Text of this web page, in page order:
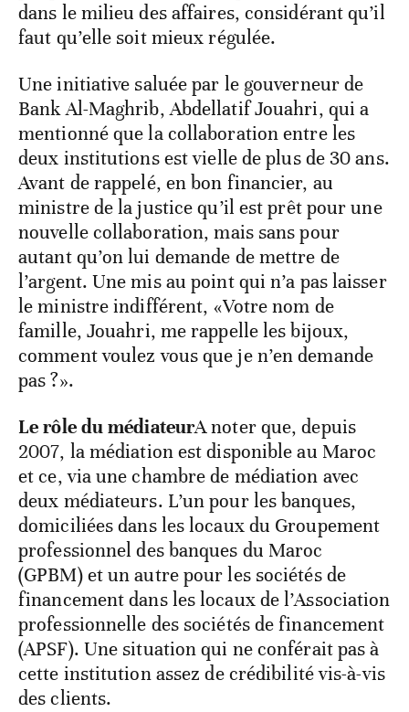
dans le milieu des affaires, considérant qu’il
faut qu’elle soit mieux régulée.
Une initiative saluée par le gouverneur de
Bank Al-Maghrib, Abdellatif Jouahri, qui a
mentionné que la collaboration entre les
deux institutions est vielle de plus de 30 ans.
Avant de rappelé, en bon financier, au
ministre de la justice qu’il est prêt pour une
nouvelle collaboration, mais sans pour
autant qu’on lui demande de mettre de
l’argent. Une mis au point qui n’a pas laisser
le ministre indifférent, «Votre nom de
famille, Jouahri, me rappelle les bijoux,
comment voulez vous que je n’en demande
pas ?».
Le rôle du médiateurA noter que, depuis
2007, la médiation est disponible au Maroc
et ce, via une chambre de médiation avec
deux médiateurs. L’un pour les banques,
domiciliées dans les locaux du Groupement
professionnel des banques du Maroc
(GPBM) et un autre pour les sociétés de
financement dans les locaux de l’Association
professionnelle des sociétés de financement
(APSF). Une situation qui ne conférait pas à
cette institution assez de crédibilité vis-à-vis
des clients.